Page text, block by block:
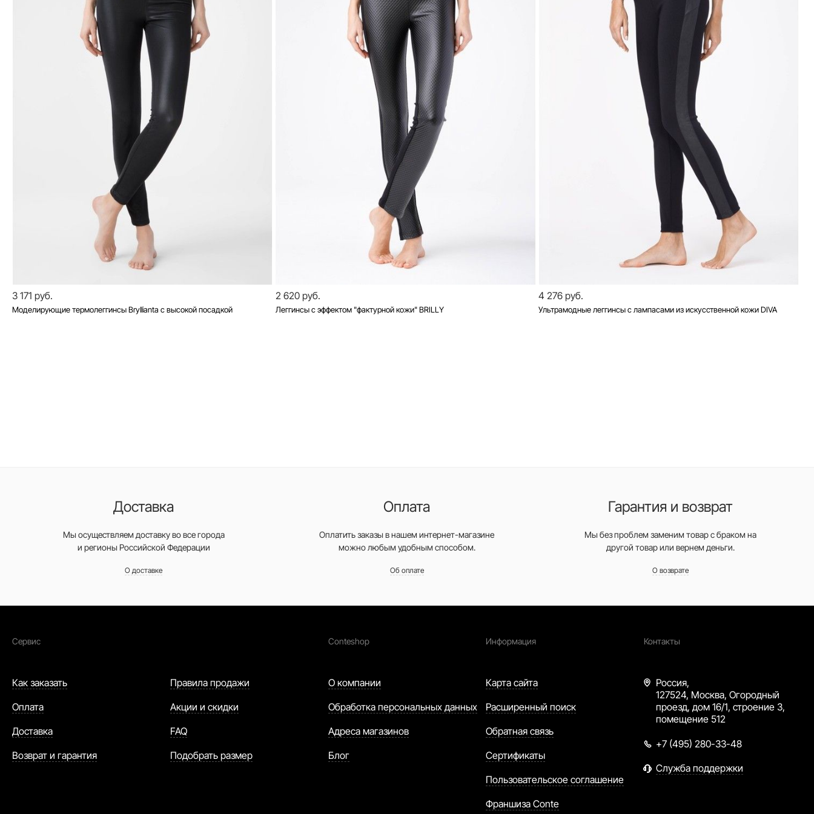
3 171 руб.
Моделирующие термолеггинсы Bryllianta с высокой посадкой
2 620 руб.
Леггинсы с эффектом "фактурной кожи" BRILLY
4 276 руб.
Ультрамодные леггинсы с лампасами из искусственной кожи DIVA
Доставка
Мы осуществляем доставку во все города
и регионы Российской Федерации
О доставке
Оплата
Оплатить заказы в нашем интернет-магазине
можно любым удобным способом.
Об оплате
Гарантия и возврат
Мы без проблем заменим товар с браком на
другой товар или вернем деньги.
О возврате
Сервис
Как заказать
Оплата
Доставка
Возврат и гарантия
Правила продажи
Акции и скидки
FAQ
Подобрать размер
Conteshop
О компании
Обработка персональных данных
Адреса магазинов
Блог
Информация
Карта сайта
Расширенный поиск
Обратная связь
Сертификаты
Пользовательское соглашение
Франшиза Conte
Контакты
Россия,
127524, Москва, Огородный
проезд, дом 16/1, строение 3,
помещение 512
+7 (495) 280-33-48
Служба поддержки